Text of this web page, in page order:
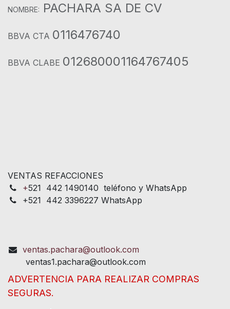
NOMBRE: PACHARA SA DE CV
BBVA CTA 0116476740
BBVA CLABE 012680001164767405
VENTAS REFACCIONES
+521 442 1490140 teléfono y WhatsApp
+521 442 3396227 WhatsApp
ventas.pachara@outlook.com
ventas1.pachara@outlook.com
ADVERTENCIA PARA REALIZAR COMPRAS
SEGURAS.